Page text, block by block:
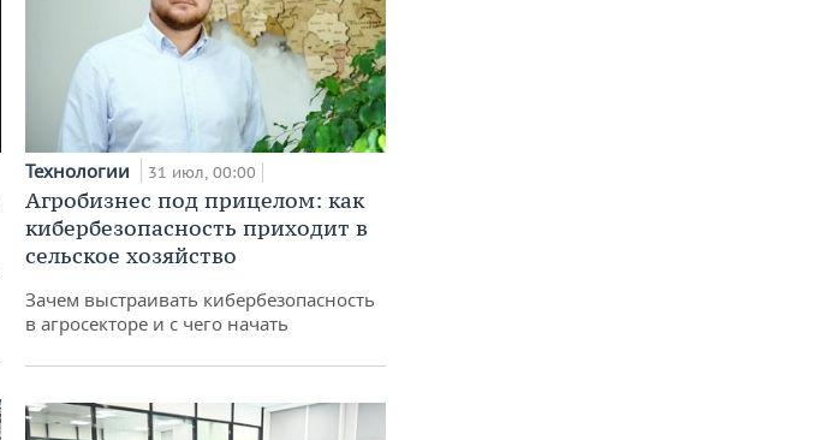
Технологии 31 июл, 00:00
Агробизнес под прицелом: как
кибербезопасность приходит в
сельское хозяйство
Зачем выстраивать кибербезопасность
в агросекторе и с чего начать